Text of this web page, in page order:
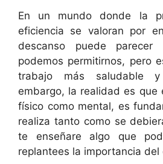
En un mundo donde la
eficiencia se valoran por
descanso puede
podemos permitirnos, pero
trabajo más saludable
embargo, la realidad es que
físico como mental, es
realiza tanto como se
te enseñare algo que
replantees la importancia del